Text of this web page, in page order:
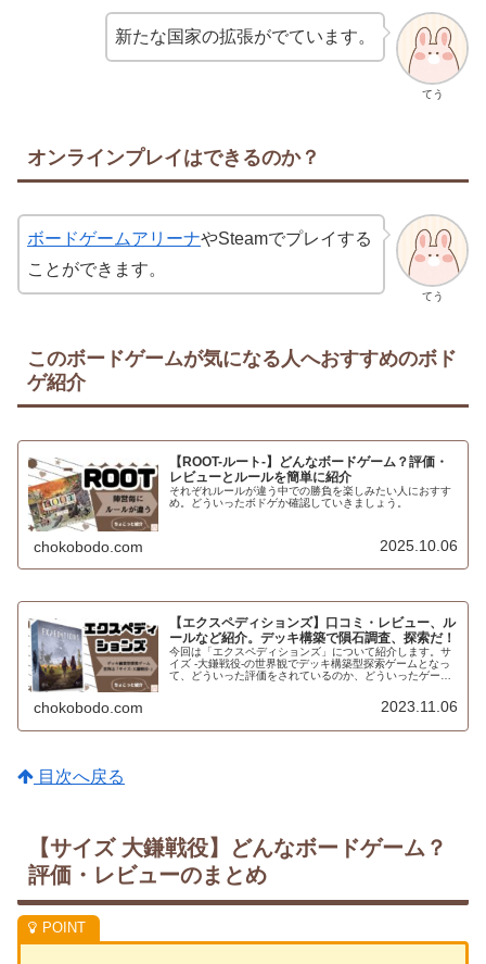
てう
新たな国家の拡張がでています。
オンラインプレイはできるのか？
てう
ボードゲームアリーナやSteamでプレイする
ことができます。
このボードゲームが気になる人へおすすめのボド
ゲ紹介
【ROOT-ルート-】どんなボードゲーム？評価・
レビューとルールを簡単に紹介
それぞれルールが違う中での勝負を楽しみたい人におすす
め。どういったボドゲか確認していきましょう。
chokobodo.com 2025.10.06
【エクスペディションズ】口コミ・レビュー、ル
ールなど紹介。デッキ構築で隕石調査、探索だ！
今回は「エクスペディションズ」について紹介します。サ
イズ -大鎌戦役-の世界観でデッキ構築型探索ゲームとなっ
て、どういった評価をされているのか、どういったゲーム
chokobodo.com 2023.11.06
目次へ戻る
【サイズ 大鎌戦役】どんなボードゲーム？
評価・レビューのまとめ